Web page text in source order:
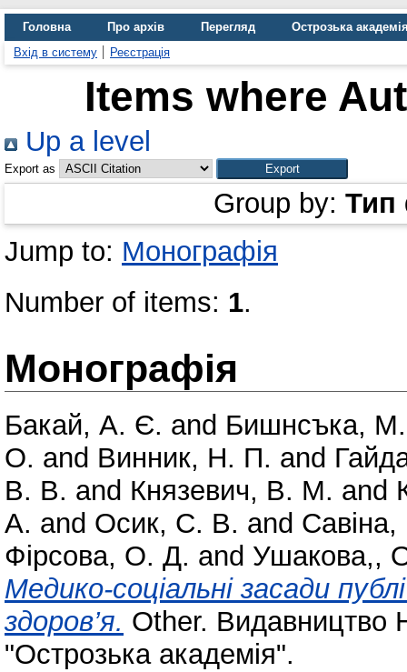
Головна Про архів Перегляд
Острозька
Вхід в систему
Реєстрація
Items where
Up a level
Export as
Group by: Тип
Jump to: Монографія
Number of items: 1.
Монографія
Бакай, А. Є. and Бишнсъка,
О. and Винник, Н. П. and
В. В. and Князевич, В. М. and
А. and Осик, С. В. and Савіна,
Фірсова, О. Д. and Ушакова,,
Медико-соціальні засади
здоров’я. Other. Видавництво
"Острозька академія".